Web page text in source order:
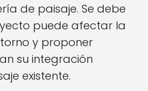
de paisaje. Se debe
puede afectar la
y proponer
su integración
existente.